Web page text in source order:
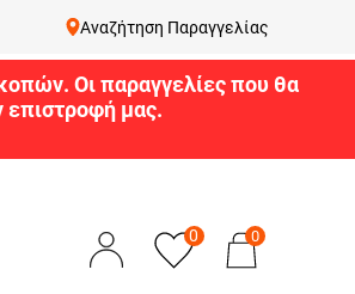
Αναζήτηση Παραγγελίας
Οι παραγγελίες που θα
επιστροφή μας.
0 0